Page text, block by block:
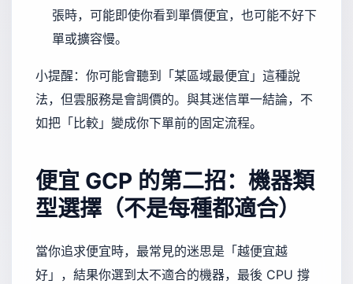
張時，可能即使你看到單價便宜，也可能不好下
單或擴容慢。
小提醒：你可能會聽到「某區域最便宜」這種說
法，但雲服務是會調價的。與其迷信單一結論，不
如把「比較」變成你下單前的固定流程。
便宜 GCP 的第二招：機器類
型選擇（不是每種都適合）
當你追求便宜時，最常見的迷思是「越便宜越
好」，結果你選到太不適合的機器，最後 CPU 撐